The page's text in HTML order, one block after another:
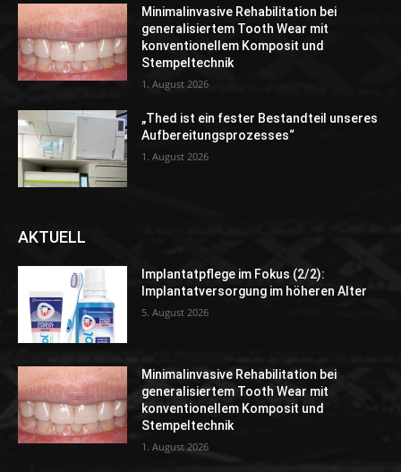
Minimalinvasive Rehabilitation bei
generalisiertem Tooth Wear mit
konventionellem Komposit und
Stempeltechnik
1. August 2026
„Thed ist ein fester Bestandteil unseres
Aufbereitungsprozesses“
1. August 2026
AKTUELL
Implantatpflege im Fokus (2/2):
Implantatversorgung im höheren Alter
5. August 2026
Minimalinvasive Rehabilitation bei
generalisiertem Tooth Wear mit
konventionellem Komposit und
Stempeltechnik
1. August 2026